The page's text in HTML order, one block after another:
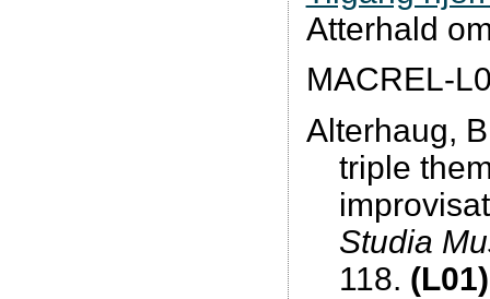
Atterhald
MACREL-
Alterhaug,
triple
Studia
118. (L01)